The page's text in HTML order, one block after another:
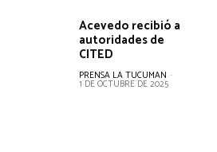
Acevedo recibió a
autoridades de
CITED
PRENSA LA TUCUMAN -
1 DE OCTUBRE DE 2025